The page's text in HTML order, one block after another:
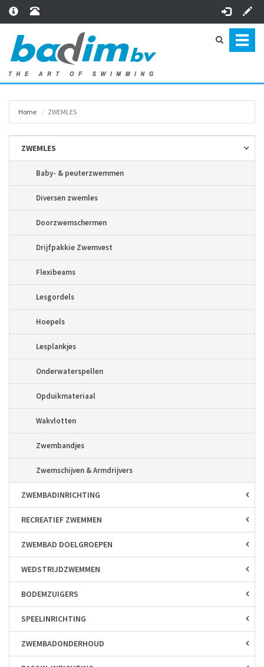
Home ZWEMLES
ZWEMLES
Baby- & peuterzwemmen
Diversen zwemles
Doorzwemschermen
Drijfpakkie Zwemvest
Flexibeams
Lesgordels
Hoepels
Lesplankjes
Onderwaterspellen
Opduikmateriaal
Wakvlotten
Zwembandjes
Zwemschijven & Armdrijvers
ZWEMBAD­INRICHTING
RECREATIEF ZWEMMEN
ZWEMBAD DOELGROEPEN
WEDSTRIJD­ZWEMMEN
BODEM­ZUIGERS
SPEEL­INRICHTING
ZWEMBAD­ONDERHOUD